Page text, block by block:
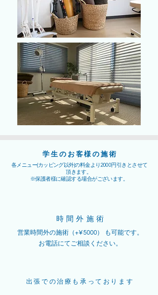
学生のお客様の施術
各メニュー(カッピング以外)の料金より2000円引きとさせて
頂きます。
※保護者様に確認する場合がございます。
時間外施術
営業時間外の施術（+¥5000） も可能です。
​お電話にてご相談ください。
出張での治療も承っております